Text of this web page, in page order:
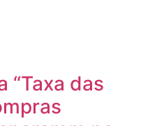
“Taxa das